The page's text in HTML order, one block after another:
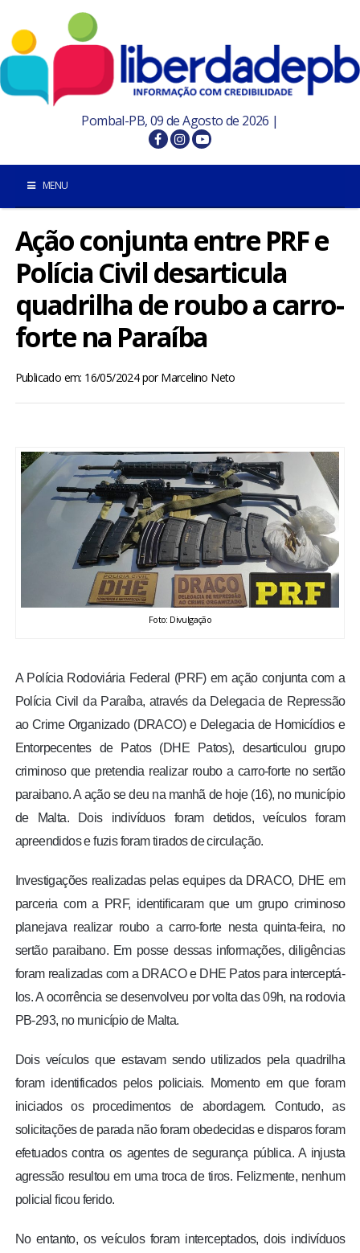
Pombal-PB, 09 de Agosto de 2026 |
MENU
INÍCIO
POMBAL E REGIÃO
PARAÍBA
ESPORTES
ENTRETENIMENTO
Ação conjunta entre PRF e
Polícia Civil desarticula
quadrilha de roubo a carro-
forte na Paraíba
Publicado em: 16/05/2024porMarcelino Neto
Foto: Divulgação
A Polícia Rodoviária Federal (PRF) em ação conjunta com a
Polícia Civil da Paraíba, através da Delegacia de Repressão
ao Crime Organizado (DRACO) e Delegacia de Homicídios e
Entorpecentes de Patos (DHE Patos), desarticulou grupo
criminoso que pretendia realizar roubo a carro-forte no sertão
paraibano. A ação se deu na manhã de hoje (16), no município
de Malta. Dois indivíduos foram detidos, veículos foram
apreendidos e fuzis foram tirados de circulação.
Investigações realizadas pelas equipes da DRACO, DHE em
parceria com a PRF, identificaram que um grupo criminoso
planejava realizar roubo a carro-forte nesta quinta-feira, no
sertão paraibano. Em posse dessas informações, diligências
foram realizadas com a DRACO e DHE Patos para interceptá-
los. A ocorrência se desenvolveu por volta das 09h, na rodovia
PB-293, no município de Malta.
Dois veículos que estavam sendo utilizados pela quadrilha
foram identificados pelos policiais. Momento em que foram
iniciados os procedimentos de abordagem. Contudo, as
solicitações de parada não foram obedecidas e disparos foram
efetuados contra os agentes de segurança pública. A injusta
agressão resultou em uma troca de tiros. Felizmente, nenhum
policial ficou ferido.
No entanto, os veículos foram interceptados, dois indivíduos